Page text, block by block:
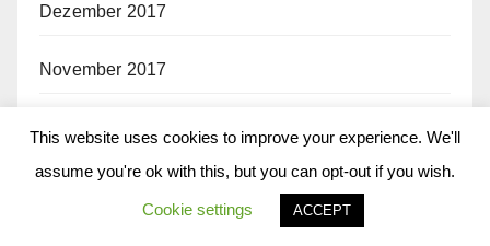
Dezember 2017
November 2017
Oktober 2017
September 2017
This website uses cookies to improve your experience. We'll
assume you're ok with this, but you can opt-out if you wish.
Cookie settings ACCEPT